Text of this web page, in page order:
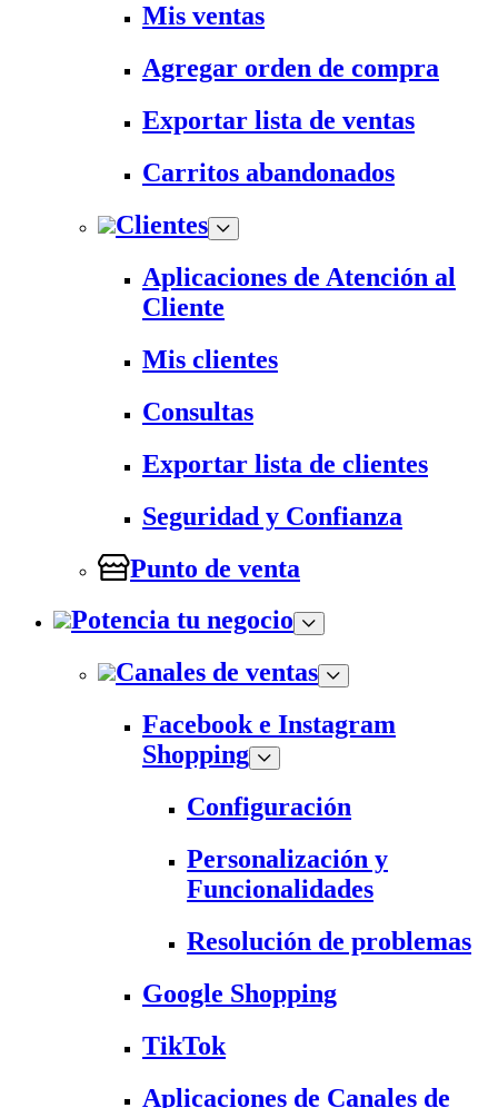
Mis ventas
Agregar orden de compra
Exportar lista de ventas
Carritos abandonados
Clientes
Aplicaciones de Atención al
Cliente
Mis clientes
Consultas
Exportar lista de clientes
Seguridad y Confianza
Punto de venta
Potencia tu negocio
Canales de ventas
Facebook e Instagram
Shopping
Configuración
Personalización y
Funcionalidades
Resolución de problemas
Google Shopping
TikTok
Aplicaciones de Canales de